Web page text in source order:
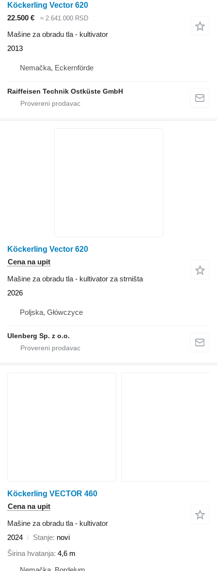
Köckerling Vector 620
22.500 €
≈ 2.641.000 RSD
Mašine za obradu tla - kultivator
2013
Nemačka, Eckernförde
Raiffeisen Technik Ostküste GmbH
Köckerling Vector 620
Cena na upit
Mašine za obradu tla - kultivator za strništa
2026
Poljska, Główczyce
Ulenberg Sp. z o.o.
Köckerling VECTOR 460
Cena na upit
Mašine za obradu tla - kultivator
2024
Stanje novi
Širina hvatanja 4,6 m